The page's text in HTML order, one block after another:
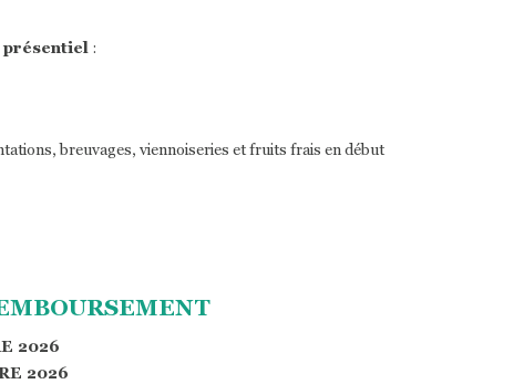
présentiel :
breuvages, viennoiseries et fruits frais en début
2026
2026